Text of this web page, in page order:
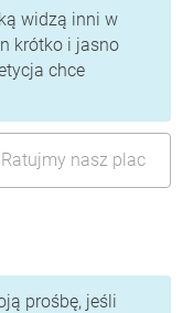
widzą inni w
krótko i jasno
chce
prośbę, jeśli